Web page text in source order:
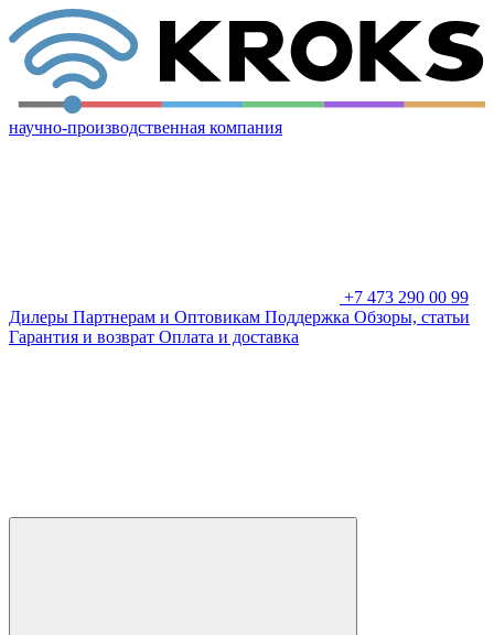
научно-производственная компания
+7 473 290 00 99
Дилеры Партнерам и Оптовикам Поддержка Обзоры, статьи
Гарантия и возврат Оплата и доставка